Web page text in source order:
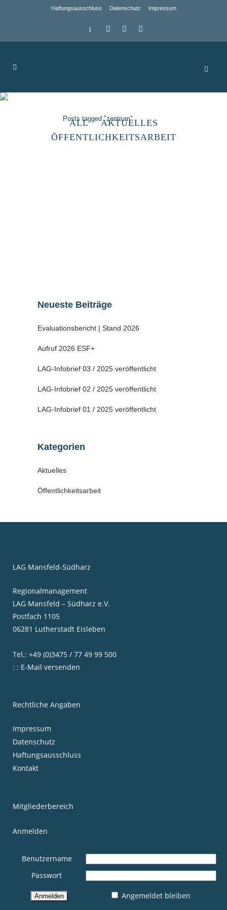
Haftungsausschluss Datenschutz Impressum
|
Posts tagged "zentrum"
ALL
AKTUELLES
ÖFFENTLICHKEITSARBEIT
Neueste Beiträge
Evaluationsbericht | Stand 2026
Aufruf 2026 ESF+
LAG-Infobrief 03 / 2025 veröffentlicht
LAG-Infobrief 02 / 2025 veröffentlicht
LAG-Infobrief 01 / 2025 veröffentlicht
Kategorien
Aktuelles
Öffentlichkeitsarbeit
LAG Mansfeld-Südharz
Regionalmanagement
LAG Mansfeld – Südharz e.V.
Postfach 1105
06281 Lutherstadt Eisleben
Tel.: +49 (0)3475 / 77 49 99 500
: : E-Mail versenden
Rechtliche Angaben
Impressum
Datenschutz
Haftungsausschluss
Kontakt
Mitgliederbereich
Anmelden
Benutzername
Passwort
Angemeldet bleiben